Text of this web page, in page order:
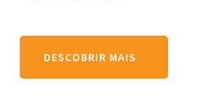
DESCOBRIR MAIS